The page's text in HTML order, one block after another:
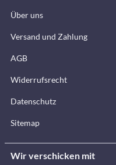
Über uns
Versand und Zahlung
AGB
Widerrufsrecht
Datenschutz
Sitemap
Wir verschicken mit